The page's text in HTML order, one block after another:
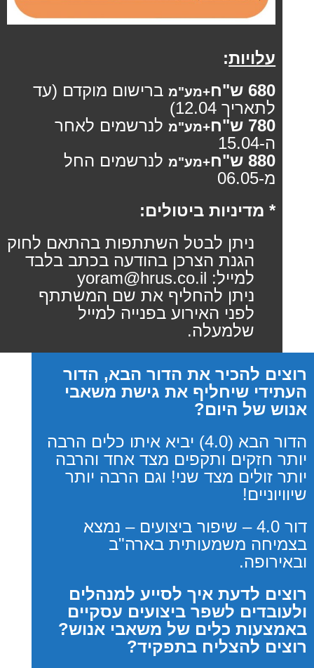
עלויות:
680 ש"ח
+מע"מברישום מוקדם (עד
לתאריך 12.04)
780 ש"ח
+מע"מלנרשמים לאחר
ה-15.04
880 ש"ח
+מע"מלנרשמים החל
מ-06.05
* מדיניות ביטולים:
ניתן לבטל השתתפות בהתאם לחוק
הגנת הצרכן בהודעה בכתב בלבד
למייל: yoram@hrus.co.il
ניתן להחליף את שם המשתתף
לפני האירוע בפנייה למייל
שלמעלה.
רוצים להכיר את הדור הבא, הדור
העתידי שיחליף את גישת משאבי
אנוש של היום?
הדור הבא (4.0) יביא איתו כלים הרבה
יותר חזקים ותקפים מצד אחד והרבה
יותר זולים מצד שני! וגם הרבה יותר
שיוויוניים!
דור 4.0 – שיפור ביצועים – נמצא
בצמיחה משמעותית בארה"ב
ובאירופה.
רוצים לדעת איך לסייע למנהלים
ולעובדים לשפר ביצועים עסקיים
באמצעות כלים של משאבי אנוש?
רוצים להצליח בתפקיד?